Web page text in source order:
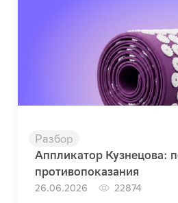
Разбор
Аппликатор Кузнецова:
противопоказания
26.06.2026 22874